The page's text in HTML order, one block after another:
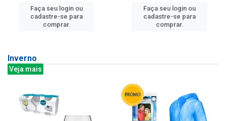
Faça seu login ou
cadastre-se para
comprar.
Faça seu login ou
cadastre-se para
comprar.
Inverno
Veja mais